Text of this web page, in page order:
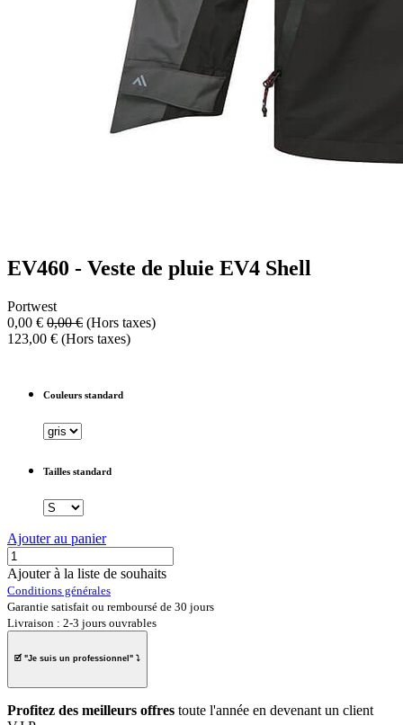
EV460 - Veste de pluie EV4 Shell
Portwest
0,00 € 0,00€ (Hors taxes)
123,00 € (Hors taxes)
Couleurs standard
Tailles standard
Ajouter au panier
Ajouter à la liste de souhaits
Conditions générales
Garantie satisfait ou remboursé de 30 jours
Livraison : 2-3 jours ouvrables
🗹 "Je suis un professionnel " ⤵
Profitez des meilleurs offres toute l'année en devenant un client